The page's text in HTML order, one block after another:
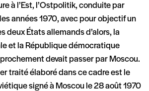
à l’Est, l’Ostpolitik, conduite par
années 1970, avec pour objectif un
deux États allemands d’alors, la
et la République démocratique
devait passer par Moscou.
traité élaboré dans ce cadre est le
signé à Moscou le 28 août 1970